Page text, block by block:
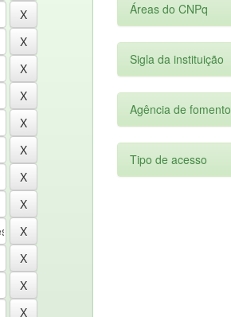
Áreas do CNPq
Sigla da instituição
Agência de fomento
Tipo de acesso